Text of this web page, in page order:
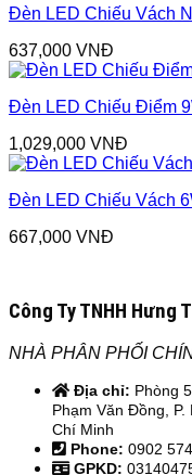
Đèn LED Chiếu Vách
637,000 VNĐ
Đèn LED Chiếu Điểm
1,029,000 VNĐ
Đèn LED Chiếu Vách
667,000 VNĐ
Công Ty TNHH Hưng
NHÀ PHÂN PHỐI
Địa chỉ: Phòng
Phạm Văn Đồng,
Chí Minh
Phone: 0902
GPKD: